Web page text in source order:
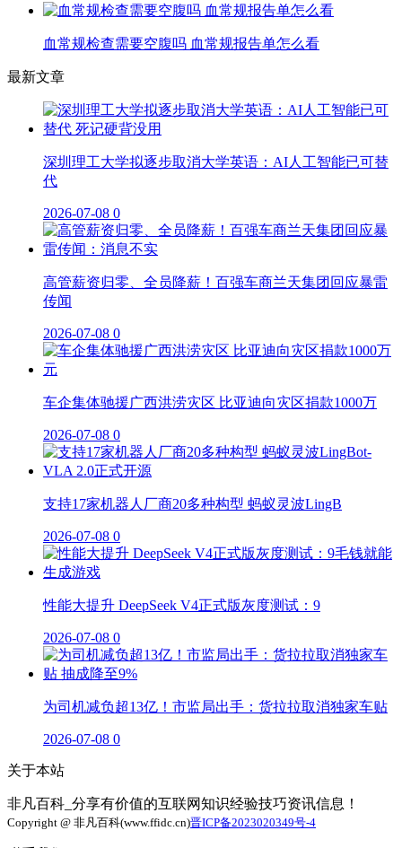
血常规检查需要空腹吗 血常规报告单怎么看
最新文章
深圳理工大学拟逐步取消大学英语：AI人工智能已可替
代
2026-07-08 0
高管薪资归零、全员降薪！百强车商兰天集团回应暴雷
传闻
2026-07-08 0
车企集体驰援广西洪涝灾区 比亚迪向灾区捐款1000万
2026-07-08 0
支持17家机器人厂商20多种构型 蚂蚁灵波LingB
2026-07-08 0
性能大提升 DeepSeek V4正式版灰度测试：9
2026-07-08 0
为司机减负超13亿！市监局出手：货拉拉取消独家车贴
2026-07-08 0
关于本站
非凡百科_分享有价值的互联网知识经验技巧资讯信息！
Copyright @ 非凡百科(www.ffidc.cn)晋ICP备2023020349号-4